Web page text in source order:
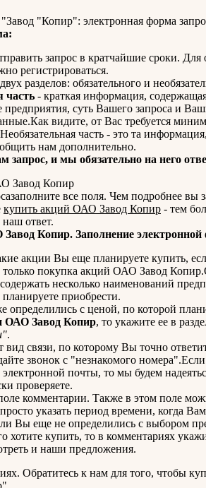
"Копир": электронная форма
запрос в кратчайшие сроки. Для
регистрироваться.
разделов: обязательного и
часть - краткая информация,
предприятия, суть Вашего запроса и
видите, от Вас требуется
часть - это та
нам дополнительно.
запрос, и мы обязательно на него
все поля. Чем подробнее вы
купить акций ОАО Завод Копир - тем
ответ.
Копир. Заполнение
акции Вы еще планируете купить,
только покупка акций ОАО Завод
несколько наименований
приобрести.
определились с ценой, по которой
ОАО Завод Копир, то укажите ее в
.
вид связи, по которому Вы точно
звонок с "незнакомого
электронной почты, то мы будем
проверяете.
комментарии. Также в этом поле
указать период времени, когда
Вы еще не определились с выбором
хотите купить, то в комментариях
и наши предложения.
Обратитесь к нам для того, чтобы